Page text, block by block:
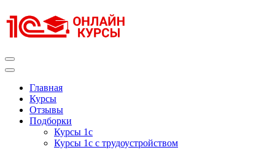
к
содержимому
Главная
Курсы
Отзывы
Подборки
Курсы 1с
Курсы 1с с трудоустройством